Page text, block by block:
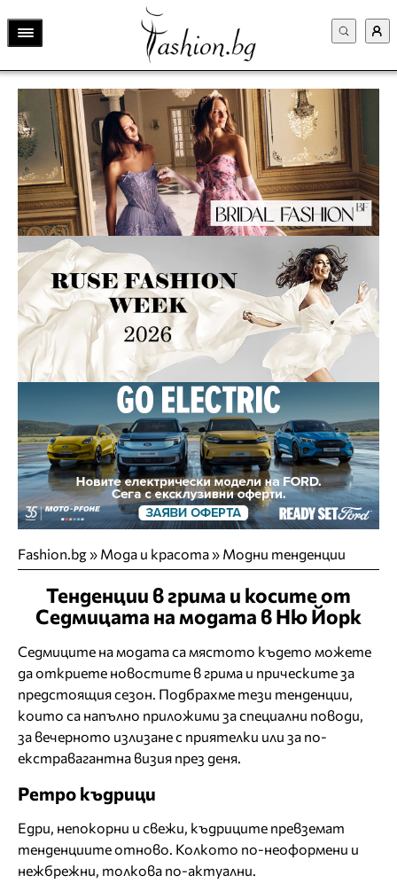
Fashion.bg» Мода и красота» Модни тенденции
Тенденции в грима и косите от
Седмицата на модата в Ню Йорк
Седмиците на модата са мястото където можете
да откриете новостите в грима и прическите за
предстоящия сезон. Подбрахме тези тенденции,
които са напълно приложими за специални поводи,
за вечерното излизане с приятелки или за по-
екстравагантна визия през деня.
Ретро къдрици
Едри, непокорни и свежи, къдриците превземат
тенденциите отново. Колкото по-неоформени и
нежбрежни, толкова по-актуални.